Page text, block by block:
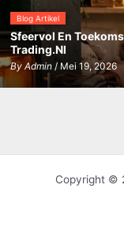
Blog Artikel
Sfeervol En
Trading.nl
By Admin/ Mei 19, 2026
Copyright ©